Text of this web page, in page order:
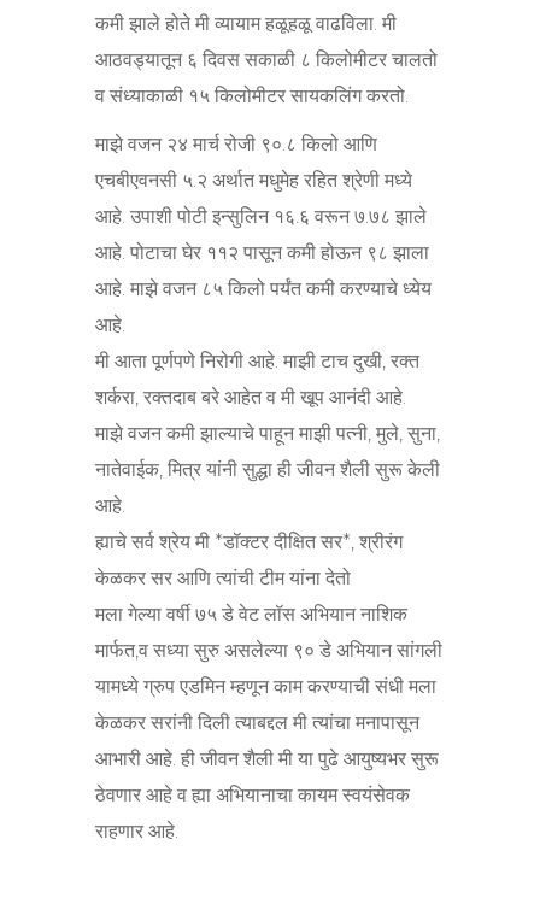
कमी झाले होते मी व्यायाम हळूहळू वाढविला. मी
आठवड्यातून ६ दिवस सकाळी ८ किलोमीटर चालतो
व संध्याकाळी १५ किलोमीटर सायकलिंग करतो.
माझे वजन २४ मार्च रोजी ९०.८ किलो आणि
एचबीएवनसी ५.२ अर्थात मधुमेह रहित श्रेणी मध्ये
आहे. उपाशी पोटी इन्सुलिन १६.६ वरून ७.७८ झाले
आहे. पोटाचा घेर ११२ पासून कमी होऊन ९८ झाला
आहे. माझे वजन ८५ किलो पर्यंत कमी करण्याचे ध्येय
आहे.
मी आता पूर्णपणे निरोगी आहे. माझी टाच दुखी, रक्त
शर्करा, रक्तदाब बरे आहेत व मी खूप आनंदी आहे.
माझे वजन कमी झाल्याचे पाहून माझी पत्नी, मुले, सुना,
नातेवाईक, मित्र यांनी सुद्धा ही जीवन शैली सुरू केली
आहे.
ह्याचे सर्व श्रेय मी *डॉक्टर दीक्षित सर*, श्रीरंग
केळकर सर आणि त्यांची टीम यांना देतो
मला गेल्या वर्षी ७५ डे वेट लॉस अभियान नाशिक
मार्फत,व सध्या सुरु असलेल्या ९० डे अभियान सांगली
यामध्ये ग्रुप एडमिन म्हणून काम करण्याची संधी मला
केळकर सरांनी दिली त्याबद्दल मी त्यांचा मनापासून
आभारी आहे. ही जीवन शैली मी या पुढे आयुष्यभर सुरू
ठेवणार आहे व ह्या अभियानाचा कायम स्वयंसेवक
राहणार आहे.